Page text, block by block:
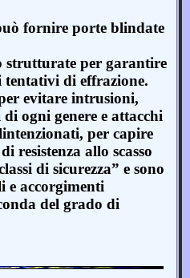
fornire porte blindate
strutturate per garantire
tentativi di effrazione.
evitare intrusioni,
ogni genere e attacchi
per capire
resistenza allo scasso
di sicurezza” e sono
e accorgimenti
del grado di